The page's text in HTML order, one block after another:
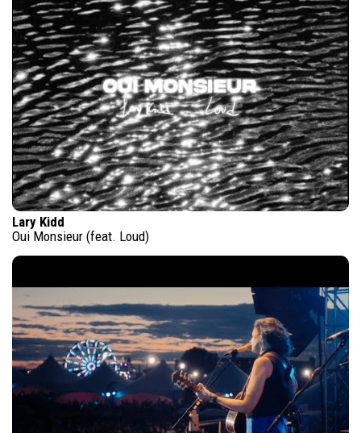
Lary Kidd
Oui Monsieur (feat. Loud)